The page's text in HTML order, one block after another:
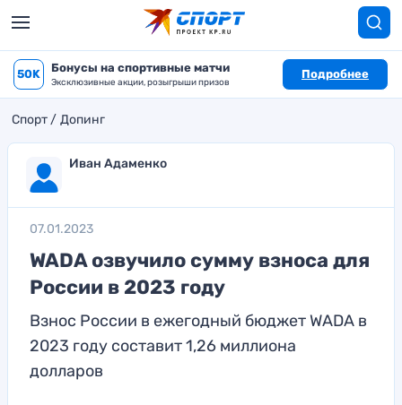
50K Бонусы на спортивные матчи
Эксклюзивные акции, розыгрыши призов
Подробнее
Спорт Допинг
Иван Адаменко
07.01.2023
WADA озвучило сумму взноса для
России в 2023 году
Взнос России в ежегодный бюджет WADA в
2023 году составит 1,26 миллиона
долларов